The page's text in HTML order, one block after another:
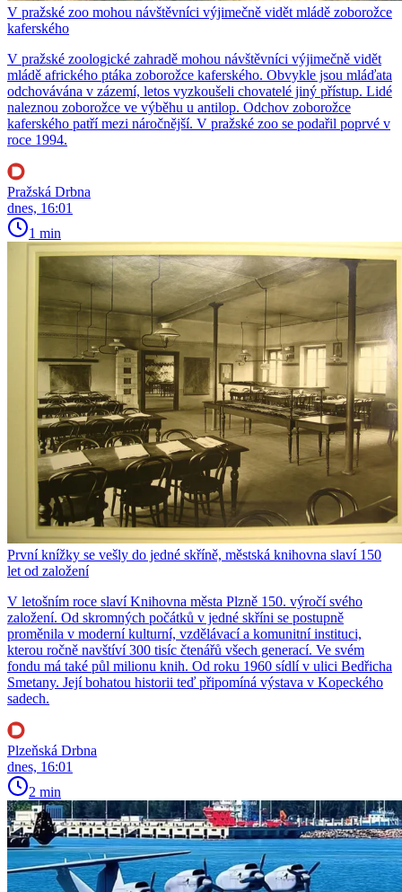
V pražské zoo mohou návštěvníci výjimečně vidět mládě zoborožce
kaferského
V pražské zoologické zahradě mohou návštěvníci výjimečně vidět
mládě afrického ptáka zoborožce kaferského. Obvykle jsou mláďata
odchovávána v zázemí, letos vyzkoušeli chovatelé jiný přístup. Lidé
naleznou zoborožce ve výběhu u antilop. Odchov zoborožce
kaferského patří mezi náročnější. V pražské zoo se podařil poprvé v
roce 1994.
Pražská Drbna
dnes, 16:01
1 min
První knížky se vešly do jedné skříně, městská knihovna slaví 150
let od založení
V letošním roce slaví Knihovna města Plzně 150. výročí svého
založení. Od skromných počátků v jedné skříni se postupně
proměnila v moderní kulturní, vzdělávací a komunitní instituci,
kterou ročně navštíví 300 tisíc čtenářů všech generací. Ve svém
fondu má také půl milionu knih. Od roku 1960 sídlí v ulici Bedřicha
Smetany. Její bohatou historii teď připomíná výstava v Kopeckého
sadech.
Plzeňská Drbna
dnes, 16:01
2 min